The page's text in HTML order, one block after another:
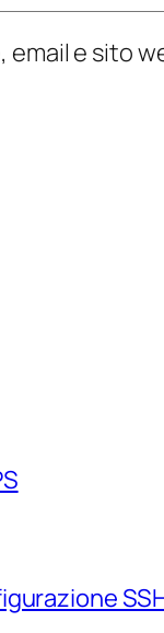
email e sito